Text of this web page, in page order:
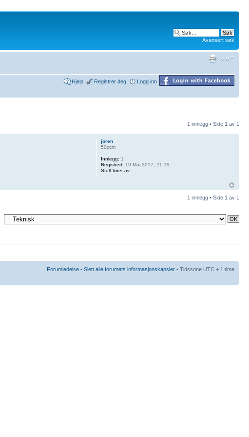
Avansert søk
Hjelp Registrer deg Logg inn
1 innlegg • Side 1 av 1
joren
50ccm
Innlegg: 1
Registrert: 19 Mai 2017, 21:19
Stolt fører av:
1 innlegg • Side 1 av 1
Forumledelse • Slett alle forumets informasjonskapsler • Tidssone UTC + 1 time